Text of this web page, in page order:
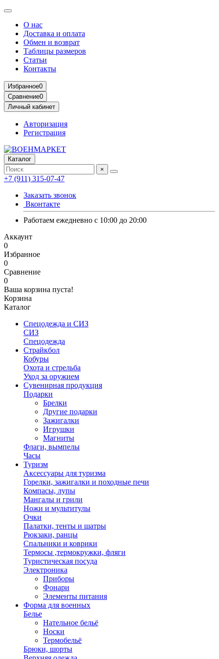
О нас
Доставка и оплата
Обмен и возврат
Таблицы размеров
Статьи
Контакты
Избранное0
Сравнение0
Личный кабинет
Авторизация
Регистрация
Каталог
×
+7 (911) 315-07-47
Заказать звонок
Вконтакте
Работаем ежедневно с 10:00 до 20:00
Аккаунт
0
Избранное
0
Сравнение
0
Ваша корзина пуста!
Корзина
Каталог
Спецодежда и СИЗ
СИЗ
Спецодежда
Страйкбол
Кобуры
Охота и стрельба
Уход за оружием
Сувенирная продукция
Подарки
Брелки
Другие подарки
Зажигалки
Игрушки
Магниты
Флаги, вымпелы
Часы
Туризм
Аксессуары для туризма
Горелки, зажигалки и походные печи
Компасы, лупы
Мангалы и грили
Ножи и мультитулы
Очки
Палатки, тенты и шатры
Рюкзаки, ранцы
Спальники и коврики
Термосы ,термокружки, фляги
Туристическая посуда
Электроника
Приборы
Фонари
Элементы питания
Форма для военных
Белье
Нательное бельё
Носки
Термобельё
Брюки, шорты